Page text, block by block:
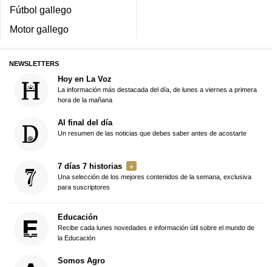
Fútbol gallego
Motor gallego
NEWSLETTERS
Hoy en La Voz
La información más destacada del día, de lunes a viernes a primera
hora de la mañana
Al final del día
Un resumen de las noticias que debes saber antes de acostarte
7 días 7 historias
Una selección de los mejores contenidos de la semana, exclusiva
para suscriptores
Educación
Recibe cada lunes novedades e información útil sobre el mundo de
la Educación
Somos Agro